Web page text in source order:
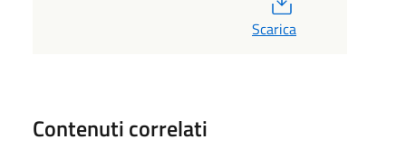
Scarica
Contenuti correlati